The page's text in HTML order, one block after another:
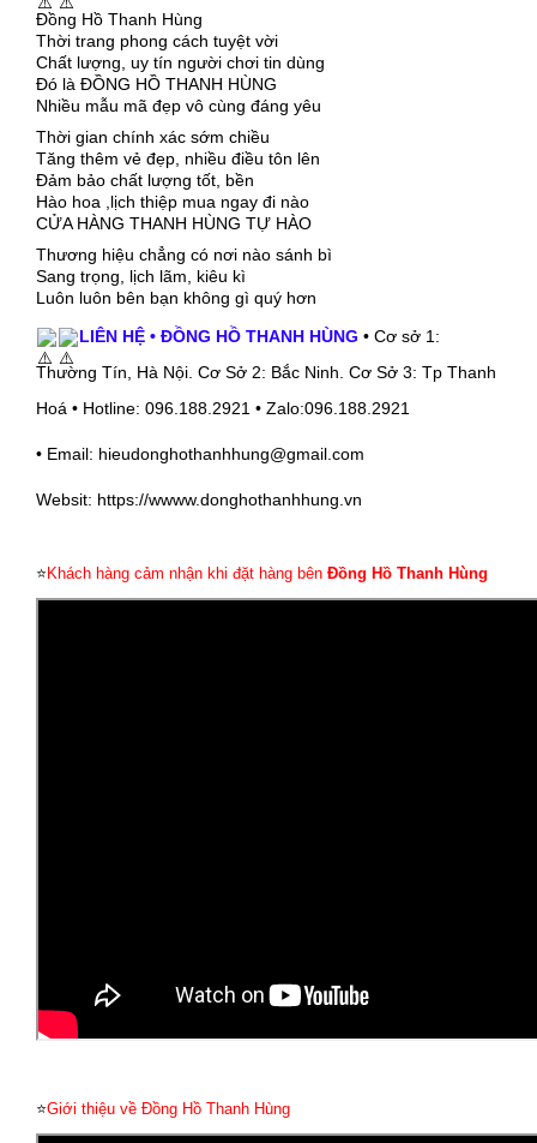
Đồng Hồ Thanh Hùng
Thời trang phong cách tuyệt vời
Chất lượng, uy tín người chơi tin dùng
Đó là ĐỒNG HỒ THANH HÙNG
Nhiều mẫu mã đẹp vô cùng đáng yêu
Thời gian chính xác sớm chiều
Tăng thêm vẻ đẹp, nhiều điều tôn lên
Đảm bảo chất lượng tốt, bền
Hào hoa ,lịch thiệp mua ngay đi nào
CỬA HÀNG THANH HÙNG TỰ HÀO
Thương hiệu chẳng có nơi nào sánh bì
Sang trọng, lịch lãm, kiêu kì
Luôn luôn bên bạn không gì quý hơn
LIÊN HỆ • ĐỒNG HỒ THANH HÙNG • Cơ sở 1:
Thường Tín, Hà Nội. Cơ Sở 2: Bắc Ninh. Cơ Sở 3: Tp Thanh
Hoá • Hotline: 096.188.2921 • Zalo:096.188.2921
• Email: hieudonghothanhhung@gmail.com
Websit: https://wwww.donghothanhhung.vn
⭐Khách hàng cảm nhận khi đặt hàng bên Đồng Hồ Thanh Hùng
⭐Giới thiệu về Đồng Hồ Thanh Hùng